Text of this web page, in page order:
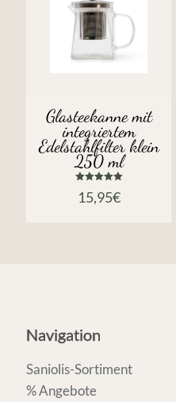
Glasteekanne mit
integriertem
Edelstahlfilter klein
250 ml
mit
5.00
15,95€
Navigation
Saniolis-Sortiment
% Angebote